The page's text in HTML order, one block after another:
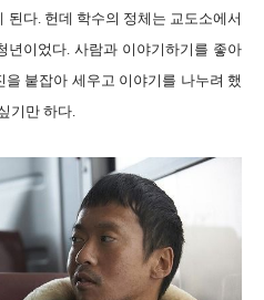
된다. 헌데 학수의 정체는 교도소에서
년이었다. 사람과 이야기하기를 좋아
붙잡아 세우고 이야기를 나누려 했
기만 하다.